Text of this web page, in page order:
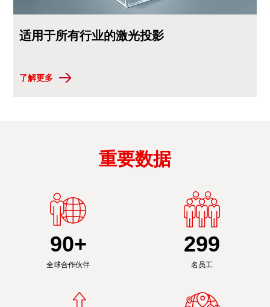
适用于所有行业的激光投影
了解更多
重要数据
90+
全球合作伙伴
300
名员工